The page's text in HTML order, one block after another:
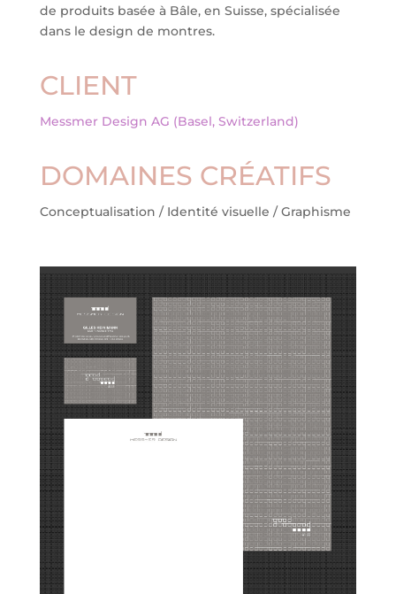
de produits basée à Bâle, en Suisse, spécialisée
dans le design de montres.
CLIENT
Messmer Design AG (Basel, Switzerland)
DOMAINES CRÉATIFS
Conceptualisation / Identité visuelle / Graphisme